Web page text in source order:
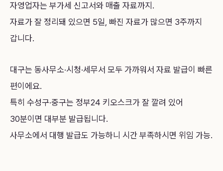
자영업자는 부가세 신고서와 매출 자료까지.
자료가 잘 정리돼 있으면 5일, 빠진 자료가 많으면 3주까지
갑니다.
대구는 동사무소·시청·세무서 모두 가까워서 자료 발급이 빠른
편이에요.
특히 수성구·중구는 정부24 키오스크가 잘 깔려 있어
30분이면 대부분 발급됩니다.
사무소에서 대행 발급도 가능하니 시간 부족하시면 위임 가능.